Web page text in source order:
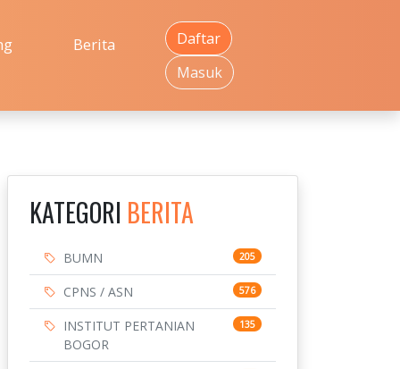
Berita
Daftar
Masuk
KATEGORI BERITA
BUMN 205
CPNS / ASN 576
INSTITUT PERTANIAN
BOGOR
135